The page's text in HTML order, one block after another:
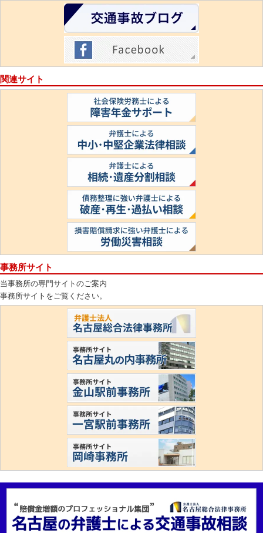
関連サイト
事務所サイト
当事務所の専門サイトのご案内
事務所サイトをご覧ください。